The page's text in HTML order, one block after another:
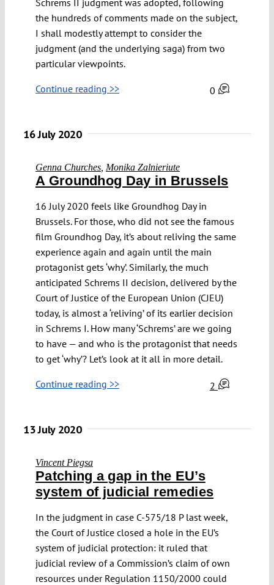
the hundreds of comments made on the subject,
I shall modestly attempt to consider the
judgment (and the underlying saga) from two
particular viewpoints.
Continue reading >> 0
16 July 2020
Genna Churches Monika Zalnieriute
A Groundhog Day in Brussels
16 July 2020 feels like Groundhog Day in
Brussels. For those, who did not see the famous
film Groundhog Day, it’s about reliving the same
experience again and again until the main
protagonist gets ‘why’. Similarly, the much
anticipated Schrems II decision, delivered by the
Court of Justice of the European Union (CJEU)
today, is almost a ‘reliving’ of its earlier decision
in Schrems I. How many ‘Schrems’ are we going
to have — and who is the protagonist that needs
to get ‘why’? Let’s look at it all in more detail.
Continue reading >> 2
13 July 2020
Vincent Piegsa
Patching a gap in the EU’s
system of judicial remedies
In the judgment in case C-575/18 P last week,
the Court of Justice closed a hole in the EU’s
system of judicial protection: it ruled that
judicial review of a Commission’s claim of own
resources under Regulation 1150/2000 could